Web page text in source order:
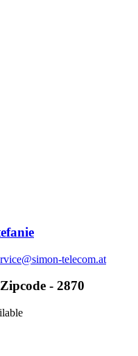
telecom.at
- 2870